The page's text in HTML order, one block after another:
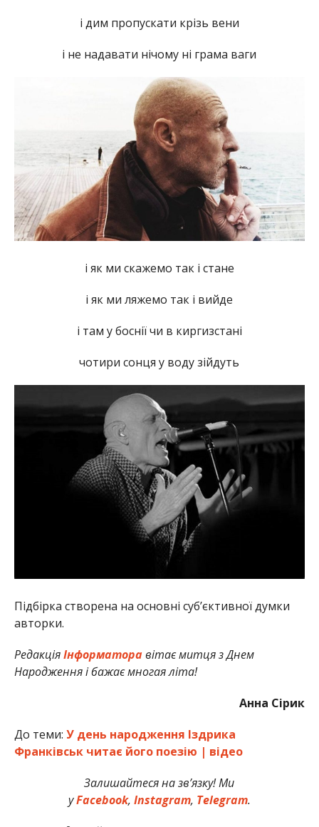
і дим пропускати крізь вени
і не надавати нічому ні грама ваги
і як ми скажемо так і стане
і як ми ляжемо так і вийде
і там у боснії чи в киргизстані
чотири сонця у воду зійдуть
Підбірка створена на основні суб’єктивної думки
авторки.
РедакціяІнформаторавітає митця з Днем
Народження і бажає многая літа!
Анна Сірик
До теми: У день народження Іздрика
Франківськ читає його поезію | відео
Залишайтеся на зв’язку! Ми
уFacebook, Instagram, Telegram.